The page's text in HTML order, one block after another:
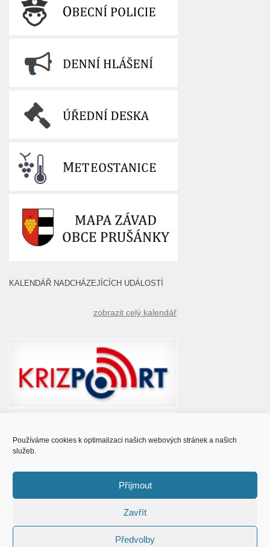
Používáme cookies k optimalizaci našich webových stránek a našich
služeb.
Příjmout
Zavřít
Předvolby
KALENDÁŘ NADCHÁZEJÍCÍCH UDÁLOSTÍ
zobrazit celý kalendář
© Obec Prušánky 2015 - 2023